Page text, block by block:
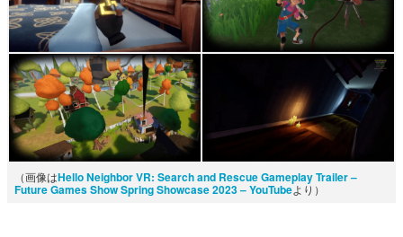
（画像はHello Neighbor VR: Search and Rescue Gameplay Trailer –
Future Games Show Spring Showcase 2023 – YouTubeより）